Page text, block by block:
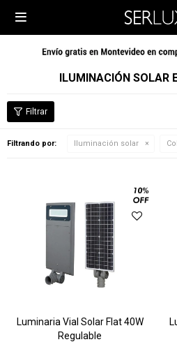

ILUMINACIÓN SOLAR
Filtrando por: Iluminación solar
Luminaria Vial Solar Flat 40W
Regulable